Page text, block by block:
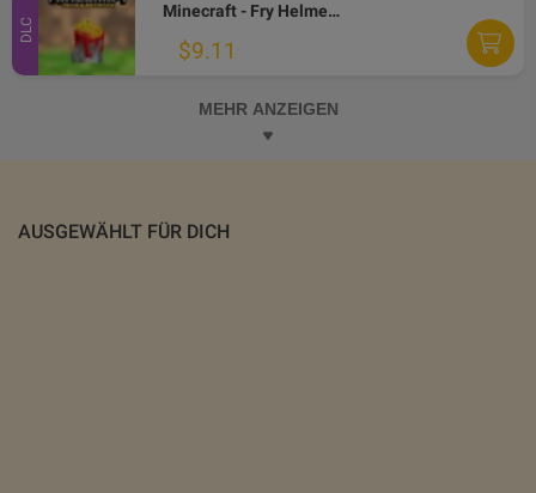
DLC
Minecraft - Fry Helmet Skin DLC XBOX One / Xbox Series X|S / PC CD Key
$9.11
MEHR ANZEIGEN
AUSGEWÄHLT FÜR DICH